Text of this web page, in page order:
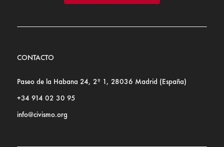
CONTACTO
Paseo de la Habana 24, 2º 1, 28036 Madrid (España)
+34 914 02 30 95
info@civismo.org